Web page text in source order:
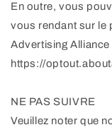
En outre, vous
vous rendant sur le
Advertising
https://
NE PAS SUIVRE
Veuillez noter que